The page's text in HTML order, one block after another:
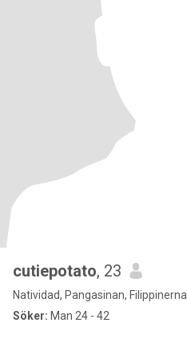
cutiepotato, 23
Natividad, Pangasinan, Filippinerna
Söker: Man 24 - 42